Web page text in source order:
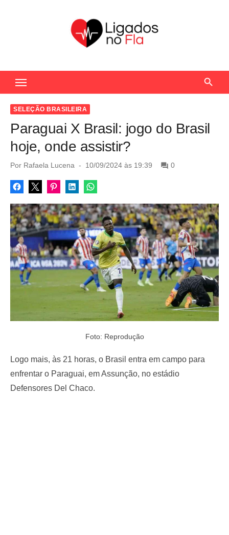
c
SELEÇÃO BRASILEIRA
Paraguai X Brasil: jogo do Brasil
hoje, onde assistir?
Por Rafaela Lucena
P
s
t
d
o
n
10/09/2024 às 19:39 0
Foto: Reprodução
Logo mais, às 21 horas, o Brasil entra em campo para
enfrentar o Paraguai, em Assunção, no estádio
Defensores Del Chaco.